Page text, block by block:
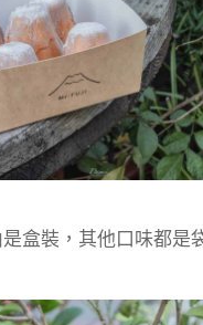
盒裝，其他口味都是